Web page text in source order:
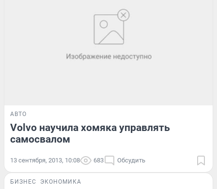
АВТО
Volvo научила хомяка управлять
самосвалом
13 сентября, 2013, 10:08 683 Обсудить
БИЗНЕС ЭКОНОМИКА